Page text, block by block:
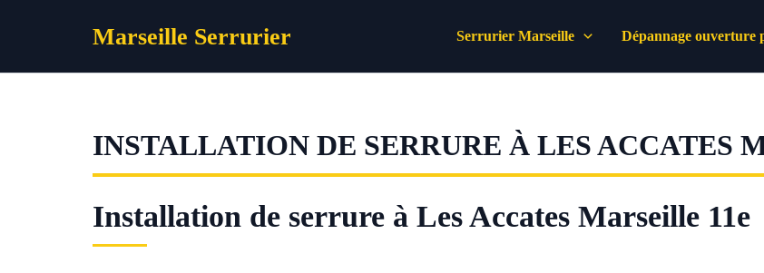
Marseille Serrurier Serrurier Marseille Dépannage ouverture
INSTALLATION DE SERRURE À LES ACCATES
Installation de serrure à Les Accates Marseille 11e